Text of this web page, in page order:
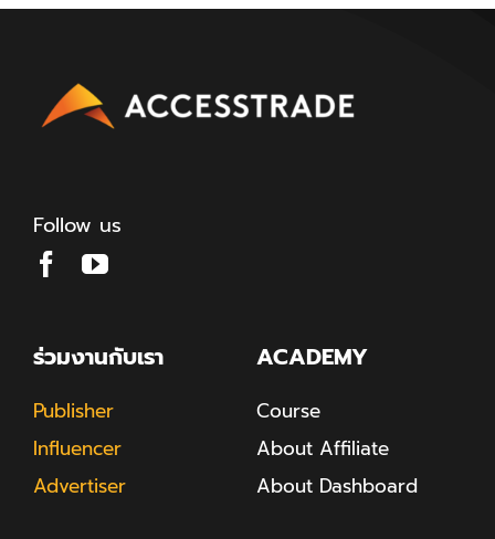
Follow us
ร่วมงานกับเรา
Publisher
Influencer
Advertiser
ACADEMY
Course
About Affiliate
About Dashboard